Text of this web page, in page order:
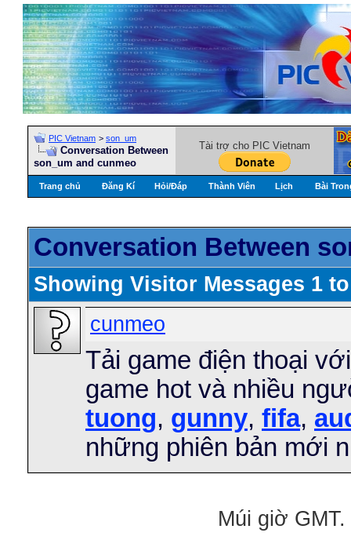
PIC Vietnam > son_um
Conversation Between
son_um and cunmeo
Tài trợ cho PIC Vietnam
Trang chủ Đăng Kí Hỏi/Ðáp Thành Viên Lịch Bài
Conversation Between
Showing Visitor Messages 1
cunmeo
Tải game điện thoại
game hot và nhiều
tuong, gunny, fifa,
những phiên bản mới
Múi giờ